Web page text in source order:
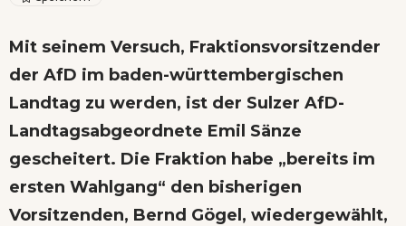
Mit seinem Versuch, Fraktionsvorsitzender
der AfD im baden-württembergischen
Landtag zu werden, ist der Sulzer AfD-
Landtagsabgeordnete Emil Sänze
gescheitert. Die Fraktion habe „bereits im
ersten Wahlgang“ den bisherigen
Vorsitzenden, Bernd Gögel, wiedergewählt,